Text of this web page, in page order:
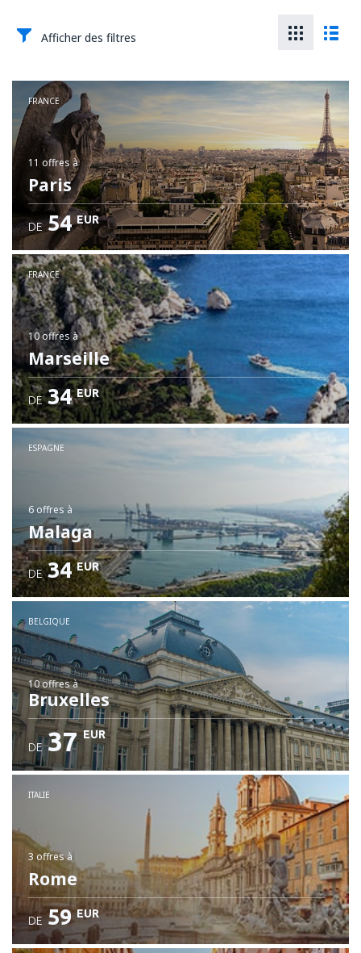
Afficher des filtres
FRANCE
11 offresà
Paris
DE 54 EUR
FRANCE
10 offres à
Marseille
DE 34 EUR
ESPAGNE
6 offresà
Malaga
DE 34 EUR
BELGIQUE
10 offresà
Bruxelles
DE 37 EUR
ITALIE
3 offresà
Rome
DE 59 EUR